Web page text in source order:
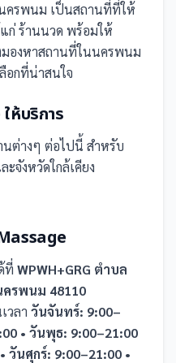
ครพนม เป็นสถานที่ที่ให้
ก่ ร้านนวด พร้อมให้
องหาสถานที่ในนครพนม
อกที่น่าสนใจ
ให้บริการ
นต่างๆ ต่อไปนี้ สำหรับ
จังหวัดใกล้เคียง
ที่ WPWH+GRG ตำบล
รพนม 48110
วลา วันจันทร์: 9:00–
• วันพุธ: 9:00–21:00
วันศุกร์: 9:00–21:00 •